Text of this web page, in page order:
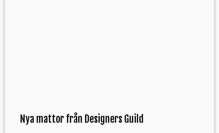
Nya mattor från Designers Guild